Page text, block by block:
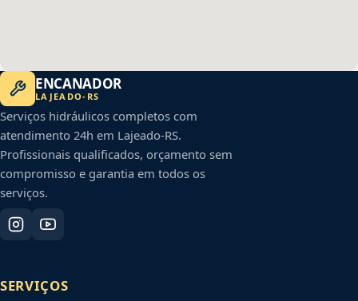
ENCANADOR
LAJEADO- RS
Serviços hidráulicos completos com
atendimento 24h em Lajeado-RS.
Profissionais qualificados, orçamento sem
compromisso e garantia em todos os
serviços.
SERVIÇOS